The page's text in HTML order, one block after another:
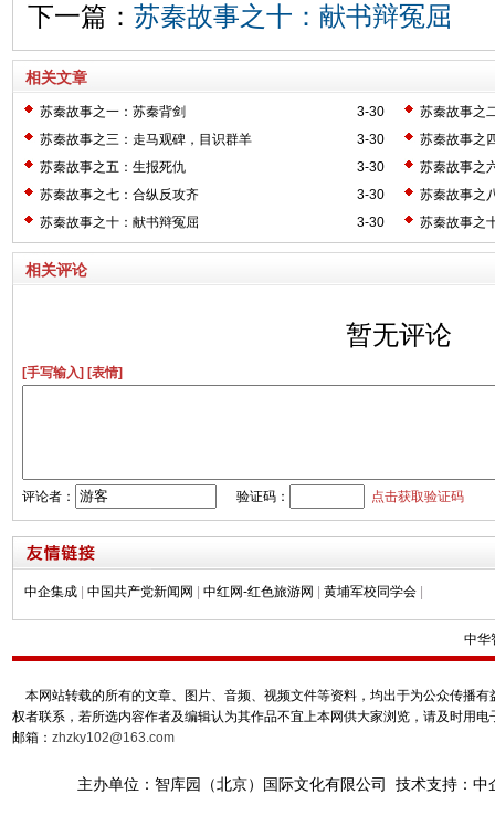
下一篇： 苏秦故事之十：献书辩冤屈
相关文章
3-30
苏秦故事之一：苏秦背剑
苏秦故事之
3-30
苏秦故事之三：走马观碑，目识群羊
苏秦故事之
3-30
苏秦故事之五：生报死仇
苏秦故事之
3-30
苏秦故事之七：合纵反攻齐
苏秦故事之
3-30
苏秦故事之十：献书辩冤屈 苏秦故事之
相关评论
暂无评论
[手写输入] [表情]
评论者： 验证码： 点击获取验证码
中企集成 中国共产党新闻网 中红网-红色旅游网 黄埔军校同学会
中华
本网站转载的所有的文章、图片、音频、视频文件等资料，均出于为公众传播
权者联系，若所选内容作者及编辑认为其作品不宜上本网供大家浏览，请及时用
邮箱： zhzky102@163.com
主办单位：智库园（北京）国际文化有限公司 技术支持：